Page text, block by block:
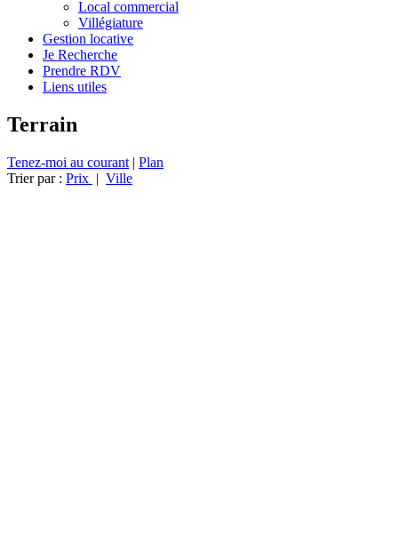
Local commercial
Villégiature
Gestion locative
Je Recherche
Prendre RDV
Liens utiles
Terrain
Tenez-moi au courant | Plan
Trier par : Prix | Ville